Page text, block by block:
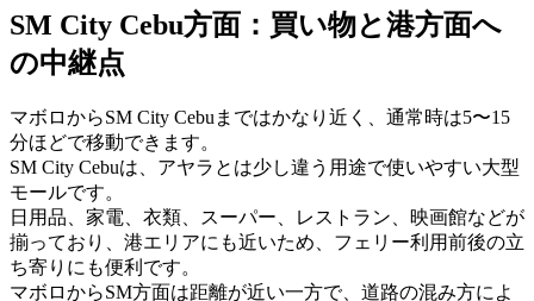
SM City Cebu方面：買い物と港方面へ
の中継点
マボロからSM City Cebuまではかなり近く、通常時は5〜15
分ほどで移動できます。
SM City Cebuは、アヤラとは少し違う用途で使いやすい大型
モールです。
日用品、家電、衣類、スーパー、レストラン、映画館などが
揃っており、港エリアにも近いため、フェリー利用前後の立
ち寄りにも便利です。
マボロからSM方面は距離が近い一方で、道路の混み方によ